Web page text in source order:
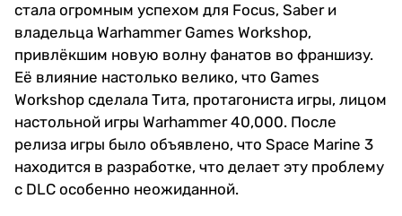
стала огромным успехом для Focus, Saber и
владельца Warhammer Games Workshop,
привлёкшим новую волну фанатов во франшизу.
Её влияние настолько велико, что Games
Workshop сделала Тита, протагониста игры, лицом
настольной игры Warhammer 40,000. После
релиза игры было объявлено, что Space Marine 3
находится в разработке, что делает эту проблему
с DLC особенно неожиданной.